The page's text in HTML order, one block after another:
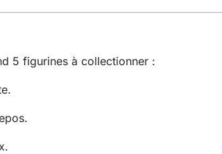
5 figurines à collectionner :